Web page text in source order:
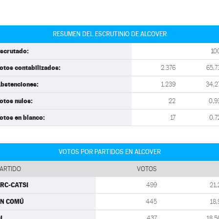
RESUMEN DEL ESCRUTINIO DE ALCOVER
contabilizados: 2.376
1.239
nulos: 22
en blanco: 17
VOTOS POR PARTIDOS EN ALCOVER
VOTOS
CATSI 499
COMÚ 445